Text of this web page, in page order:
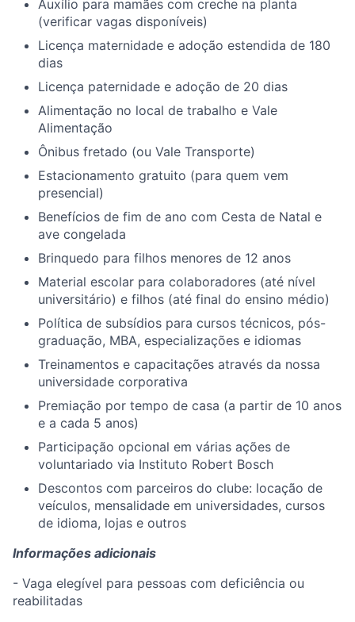
Auxílio para mamães com creche na planta
(verificar vagas disponíveis)
Licença maternidade e adoção estendida de 180
dias
Licença paternidade e adoção de 20 dias
Alimentação no local de trabalho e Vale
Alimentação
Ônibus fretado (ou Vale Transporte)
Estacionamento gratuito (para quem vem
presencial)
Benefícios de fim de ano com Cesta de Natal e
ave congelada
Brinquedo para filhos menores de 12 anos
Material escolar para colaboradores (até nível
universitário) e filhos (até final do ensino médio)
Política de subsídios para cursos técnicos, pós-
graduação, MBA, especializações e idiomas
Treinamentos e capacitações através da nossa
universidade corporativa
Premiação por tempo de casa (a partir de 10 anos
e a cada 5 anos)
Participação opcional em várias ações de
voluntariado via Instituto Robert Bosch
Descontos com parceiros do clube: locação de
veículos, mensalidade em universidades, cursos
de idioma, lojas e outros
Informações adicionais
- Vaga elegível para pessoas com deficiência ou
reabilitadas